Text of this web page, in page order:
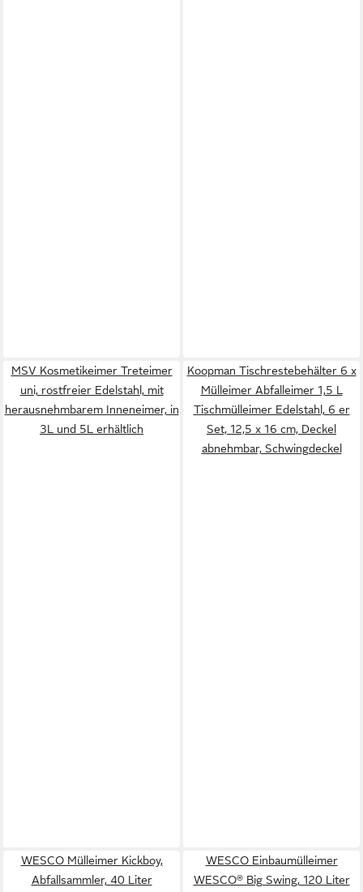
MSV Kosmetikeimer Treteimer
uni, rostfreier Edelstahl, mit
herausnehmbarem Inneneimer, in
3L und 5L erhältlich
Koopman Tischrestebehälter 6 x
Mülleimer Abfalleimer 1,5 L
Tischmülleimer Edelstahl, 6 er
Set, 12,5 x 16 cm, Deckel
abnehmbar, Schwingdeckel
WESCO Mülleimer Kickboy,
Abfallsammler, 40 Liter
WESCO Einbaumülleimer
WESCO® Big Swing, 120 Liter